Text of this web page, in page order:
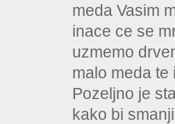
meda Vasim
inace ce se
uzmemo
malo meda te
Pozeljno je
kako bi